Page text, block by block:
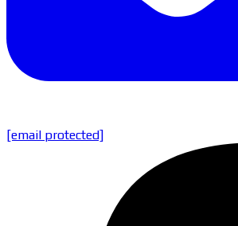
[email protected]